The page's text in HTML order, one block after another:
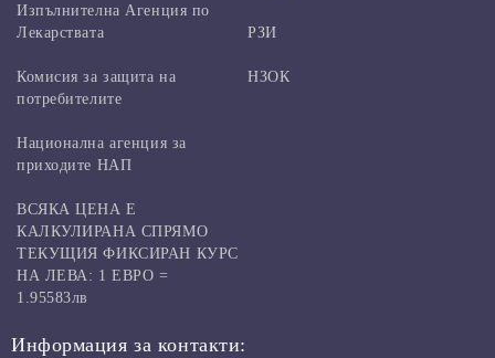
Изпълнителна Агенция по
Лекарствата
Комисия за защита на
потребителите
РЗИ
НЗОК
Национална агенция за
приходите НАП
ВСЯКА ЦЕНА Е
КАЛКУЛИРАНА СПРЯМО
ТЕКУЩИЯ ФИКСИРАН КУРС
НА ЛЕВА: 1 ЕВРО =
1.95583лв
Информация за контакти: